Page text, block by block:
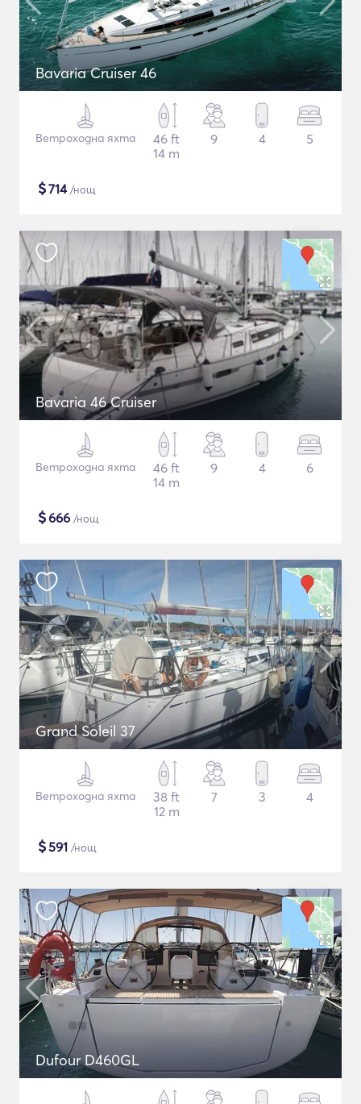
Bavaria Cruiser 46
Ветроходна яхта
46 ft
14 m
9 4 5
$714/нощ
Bavaria 46 Cruiser
Ветроходна яхта
46 ft
14 m
9 4 6
$666 /нощ
Grand Soleil 37
Ветроходна яхта
38 ft
12 m
7 3 4
$591 /нощ
Dufour D460GL